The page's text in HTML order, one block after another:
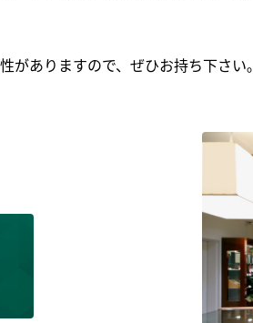
がありますので、ぜひお持ち下さい｡